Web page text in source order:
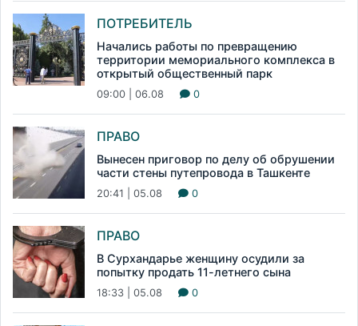
ПОТРЕБИТЕЛЬ
Начались работы по превращению
территории мемориального комплекса в
открытый общественный парк
09:00 | 06.08 0
ПРАВО
Вынесен приговор по делу об обрушении
части стены путепровода в Ташкенте
20:41 | 05.08 0
ПРАВО
В Сурхандарье женщину осудили за
попытку продать 11-летнего сына
18:33 | 05.08 0